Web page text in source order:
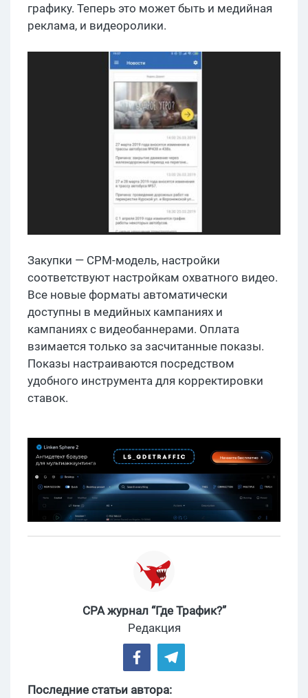
графику. Теперь это может быть и медийная
реклама, и видеоролики.
Закупки — CPM-модель, настройки
соответствуют настройкам охватного видео.
Все новые форматы автоматически
доступны в медийных кампаниях и
кампаниях с видеобаннерами. Оплата
взимается только за засчитанные показы.
Показы настраиваются посредством
удобного инструмента для корректировки
ставок.
CPA журнал “Где Трафик?”
Редакция
Последние статьи автора: